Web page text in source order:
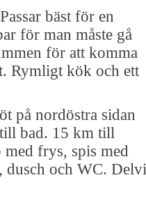
bäst för en
för man måste gå
för att komma
Rymligt kök och ett
på nordöstra sidan
bad. 15 km till
frys, spis med
dusch och WC.